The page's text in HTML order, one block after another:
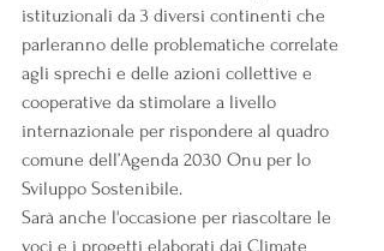
istituzionali da 3 diversi continenti che
parleranno delle problematiche correlate
agli sprechi e delle azioni collettive e
cooperative da stimolare a livello
internazionale per rispondere al quadro
comune dell’Agenda 2030 Onu per lo
Sviluppo Sostenibile.
Sarà anche l'occasione per riascoltare le
voci e i progetti elaborati dai Climate